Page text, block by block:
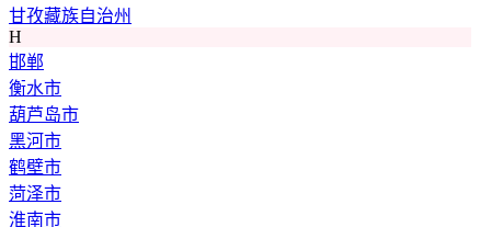
甘孜藏族自治州
H
邯郸
衡水市
葫芦岛市
黑河市
鹤壁市
菏泽市
淮南市